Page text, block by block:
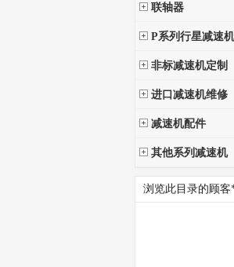
联轴器
P系列行星减速机
非标减速机定制
进口减速机维修
减速机配件
其他系列减速机
浏览此目录的顾